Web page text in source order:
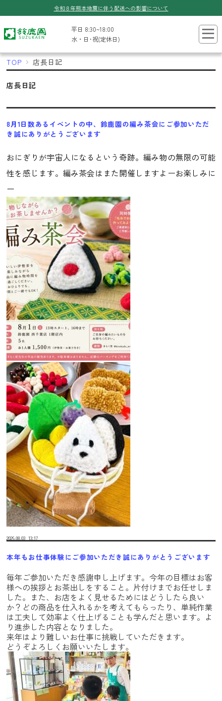
令和８年熊本地震に伴う配送への影響について
平日 8:30~18:00
水・日･祝(定休日)
TOP 店長日記
店長日記
8月1日数あるイベントの中、鈴鹿園の編み茶会にご参加いただ
き誠にありがとうございます
おにぎり が宇宙人になるという奇跡。編み物の無限の可能
性を感じます。編み茶会はまた開催しますよーお楽しみに
ー
2026.08.03 13:17
本年もお仕事体験にご参加いただき誠にありがとうございます
毎年ご参加いただき感謝申し上げます。今年の目標はお客
様への挨拶とお茶出しをすること。片付けまでお任せしま
した。また、お店をよく見せるためにはどうしたら良い
か？どの商品を仕入れるかを考えてもらったり、単純作業
は工夫して効率よく仕上げることも学んだと思います。よ
り進歩した内容となりました。
来年はより難しいお仕事に挑戦していただきます。
どうぞよろしくお願いいたします。